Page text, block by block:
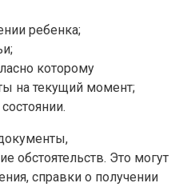
ребенка;
которому
на текущий момент;
обстоятельств. Это могут
справки о получении